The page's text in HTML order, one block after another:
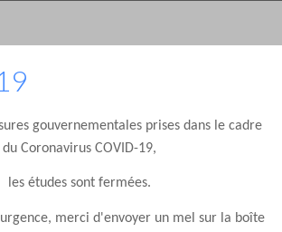
gouvernementales prises dans le cadre
du Coronavirus COVID-19,
les études sont fermées.
merci d'envoyer un mel sur la boîte